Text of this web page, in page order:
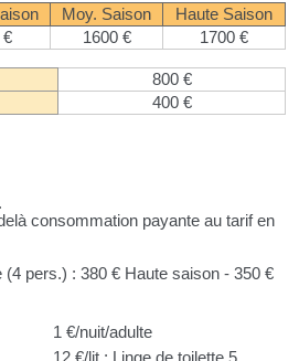
Moy. Saison
Haute Saison
€ 1600 € 1700 €
800 €
400 €
consommation payante au tarif en
(4 pers.) : 380 € Haute saison - 350 €
1 €/nuit/adulte